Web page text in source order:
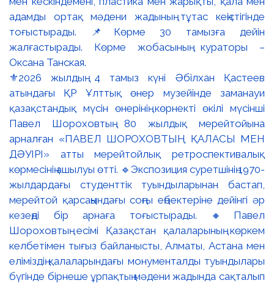
⚜️2026 жылдың 4 тамыз күні Әбілхан Қастеев
атындағы ҚР Ұлттық өнер музейінде заманауи
қазақстандық мүсін өнерінің көрнекті өкілі мүсінші
Павел Шороховтың 80 жылдық мерейтойына
арналған «ПАВЕЛ ШОРОХОВТЫҢ ҚАЛАСЫ МЕН
ДӘУІРІ» атты мерейтойлық ретроспективалық
көрмесінің ашылуы өтті. 🔹Экспозиция суретшінің 1970-
жылдардағы студенттік туындыларынан бастап,
мерейтой қарсаңындағы соңғы еңбектеріне дейінгі әр
кезеңді бір арнаға тоғыстырады. 🔸Павел
Шороховтың есімі Қазақстан қалаларының көркем
келбетімен тығыз байланысты, Алматы, Астана мен
еліміздің қалаларындағы монументалды туындылары
бүгінде бірнеше ұрпақтың мәдени жадында сақталып